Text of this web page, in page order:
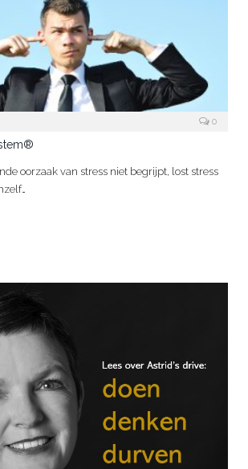
0
oorzaak van stress niet begrijpt, lost stress